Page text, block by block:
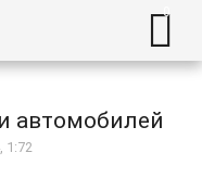

автомобилей
1:72